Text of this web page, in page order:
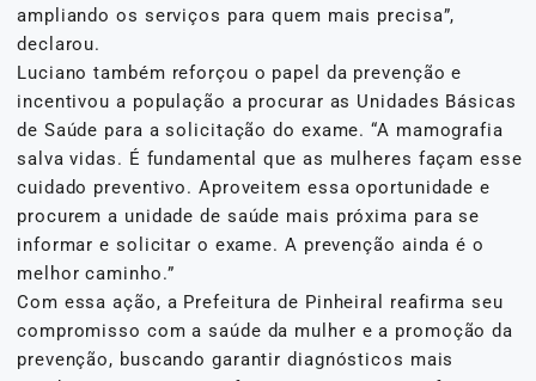
ampliando os serviços para quem mais precisa”,
declarou.
Luciano também reforçou o papel da prevenção e
incentivou a população a procurar as Unidades Básicas
de Saúde para a solicitação do exame. “A mamografia
salva vidas. É fundamental que as mulheres façam esse
cuidado preventivo. Aproveitem essa oportunidade e
procurem a unidade de saúde mais próxima para se
informar e solicitar o exame. A prevenção ainda é o
melhor caminho.”
Com essa ação, a Prefeitura de Pinheiral reafirma seu
compromisso com a saúde da mulher e a promoção da
prevenção, buscando garantir diagnósticos mais